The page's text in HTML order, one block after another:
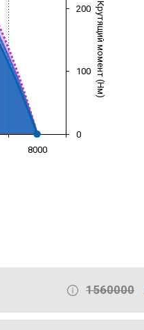
Крутящий момент (Нм)
8000
0
100
200
1560000